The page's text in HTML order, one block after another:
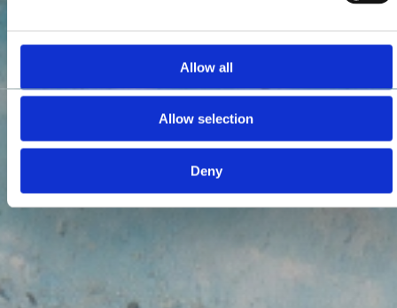
Allow all
Allow selection
Deny